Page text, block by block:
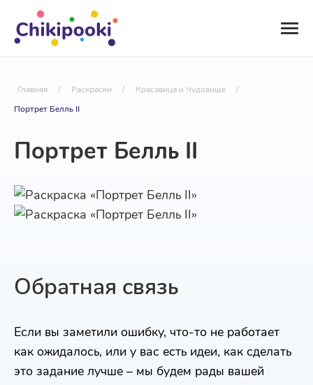
Главная / Раскраски / Красавица и Чудовище
/
Портрет Белль II
Портрет Белль II
Обратная связь
Если вы заметили ошибку, что-то не работает
как ожидалось, или у вас есть идеи, как сделать
это задание лучше – мы будем рады вашей